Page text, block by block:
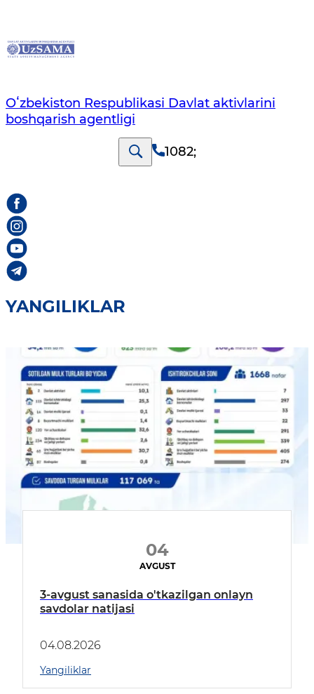
Oʻzbekiston Respublikasi Davlat aktivlarini
boshqarish agentligi
1082;
YANGILIKLAR
04
AVGUST
3-avgust sanasida o'tkazilgan onlayn
savdolar natijasi
04.08.2026
Yangiliklar